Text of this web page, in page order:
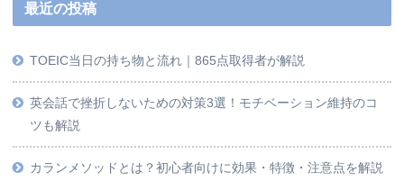
最近の投稿
TOEIC当日の持ち物と流れ｜865点取得者が解説
英会話で挫折しないための対策3選！モチベーション維持のコ
ツも解説
カランメソッドとは？初心者向けに効果・特徴・注意点を解説